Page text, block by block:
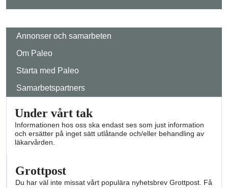
Annonser och samarbeten
Om Paleo
Starta med Paleo
Samarbetspartners
Under vårt tak
Informationen hos oss ska endast ses som just information
och ersätter på inget sätt utlåtande och/eller behandling av
läkarvården.
Grottpost
Du har väl inte missat vårt populära nyhetsbrev Grottpost. Få